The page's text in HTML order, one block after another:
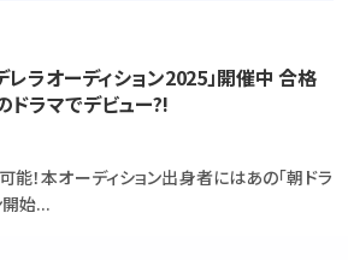
レラオーディション2025」開催中 合格
ラマでデビュー?!
！本オーディション出身者にはあの「朝ドラ
開始...